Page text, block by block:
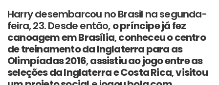
Harry desembarcou no Brasil na segunda-
feira, 23. Desde então,o príncipe já fez
canoagem em Brasília,conheceu o centro
de treinamento da Inglaterra para as
Olimpíadas 2016,assistiu ao jogo entre as
seleções da Inglaterra e Costa Rica,visitou